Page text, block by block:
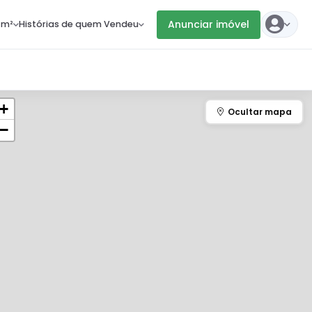
Histórias de quem Vendeu Anunciar imóvel
+
−